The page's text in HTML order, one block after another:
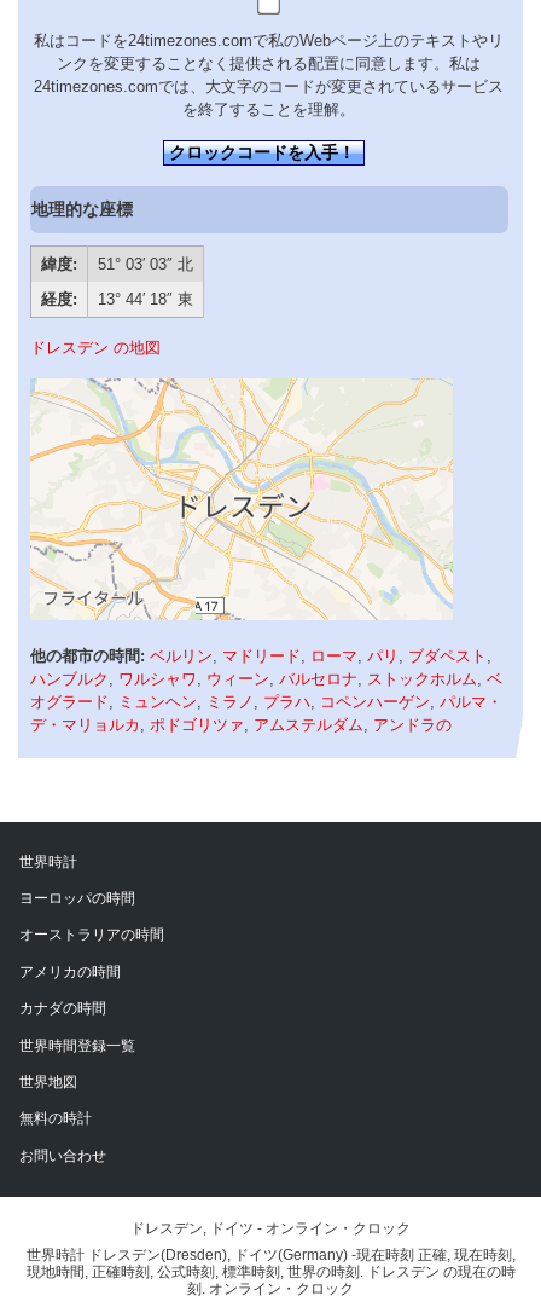
私はコードを24timezones.comで私のWebページ上のテキストやリ
ンクを変更することなく提供される配置に同意します。私は
24timezones.comでは、大文字のコードが変更されているサービス
を終了することを理解。
クロックコードを入手！
地理的な座標
緯度:
51° 03′ 03″ 北
経度:
13° 44′ 18″ 東
ドレスデン の地図
他の都市の時間: ベルリン, マドリード, ローマ, パリ , ブダペスト ,
ハンブルク , ワルシャワ , ウィーン, バルセロナ, ストックホルム, ベ
オグラード, ミュンヘン, ミラノ , プラハ, コペンハーゲン, パルマ・
デ・マリョルカ , ポドゴリツァ, アムステルダム, アンドラの
世界時計
ヨーロッパの時間
オーストラリアの時間
アメリカの時間
カナダの時間
世界時間登録一覧
世界地図
無料の時計
お問い合わせ
ドレスデン, ドイツ - オンライン・クロック
世界時計 ドレスデン(Dresden), ドイツ(Germany) -現在時刻 正確, 現在時刻,
現地時間, 正確時刻, 公式時刻, 標準時刻, 世界の時刻. ドレスデン の現在の時
刻. オンライン・クロック